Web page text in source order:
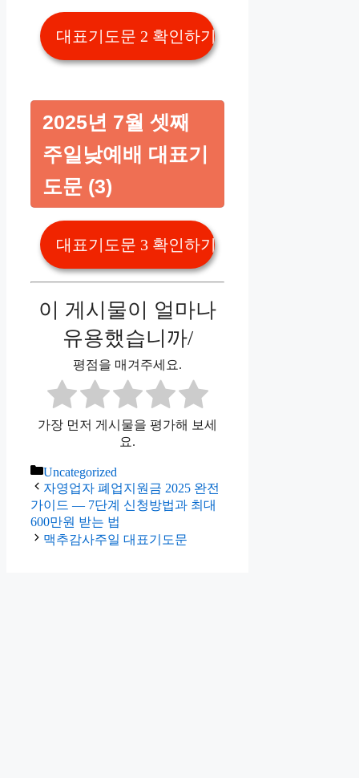
대표기도문 2 확인하기👆️
2025년 7월 셋째
주일낮예배 대표기
도문 (3)
대표기도문 3 확인하기👆️
이 게시물이 얼마나
유용했습니까/
평점을 매겨주세요.
가장 먼저 게시물을 평가해 보세
요.
Categories
Uncategorized
자영업자 폐업지원금 2025 완전
가이드 — 7단계 신청방법과 최대
600만원 받는 법
맥추감사주일 대표기도문